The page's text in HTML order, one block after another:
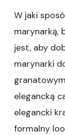
W jaki
marynarką,
jest, aby
marynarki
elegancką
elegancki
formalny